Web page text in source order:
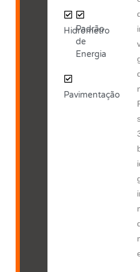
Hidrômetro
Padrão
de
Energia
Pavimentação